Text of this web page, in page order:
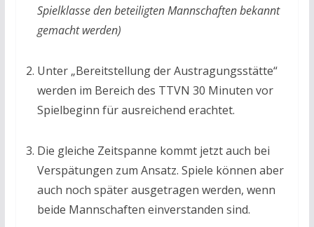
Spielklasse den beteiligten Mannschaften bekannt
gemacht werden)
Unter „Bereitstellung der Austragungsstätte“
werden im Bereich des TTVN 30 Minuten vor
Spielbeginn für ausreichend erachtet.
Die gleiche Zeitspanne kommt jetzt auch bei
Verspätungen zum Ansatz. Spiele können aber
auch noch später ausgetragen werden, wenn
beide Mannschaften einverstanden sind.